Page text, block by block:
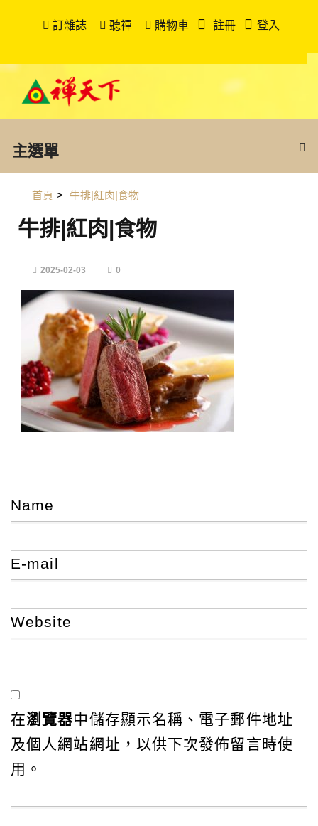
訂雜誌 聽禪 購物車 註冊 登入
主選單
首頁 > 牛排|紅肉|食物
牛排|紅肉|食物
2025-02-03 0
Name
E-mail
Website
在瀏覽器中儲存顯示名稱、電子郵件地址
及個人網站網址，以供下次發佈留言時使
用。